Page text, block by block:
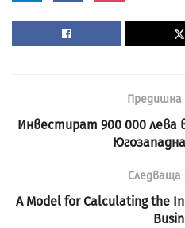
Инвестират 900 000 лева
A Model for Calculating the